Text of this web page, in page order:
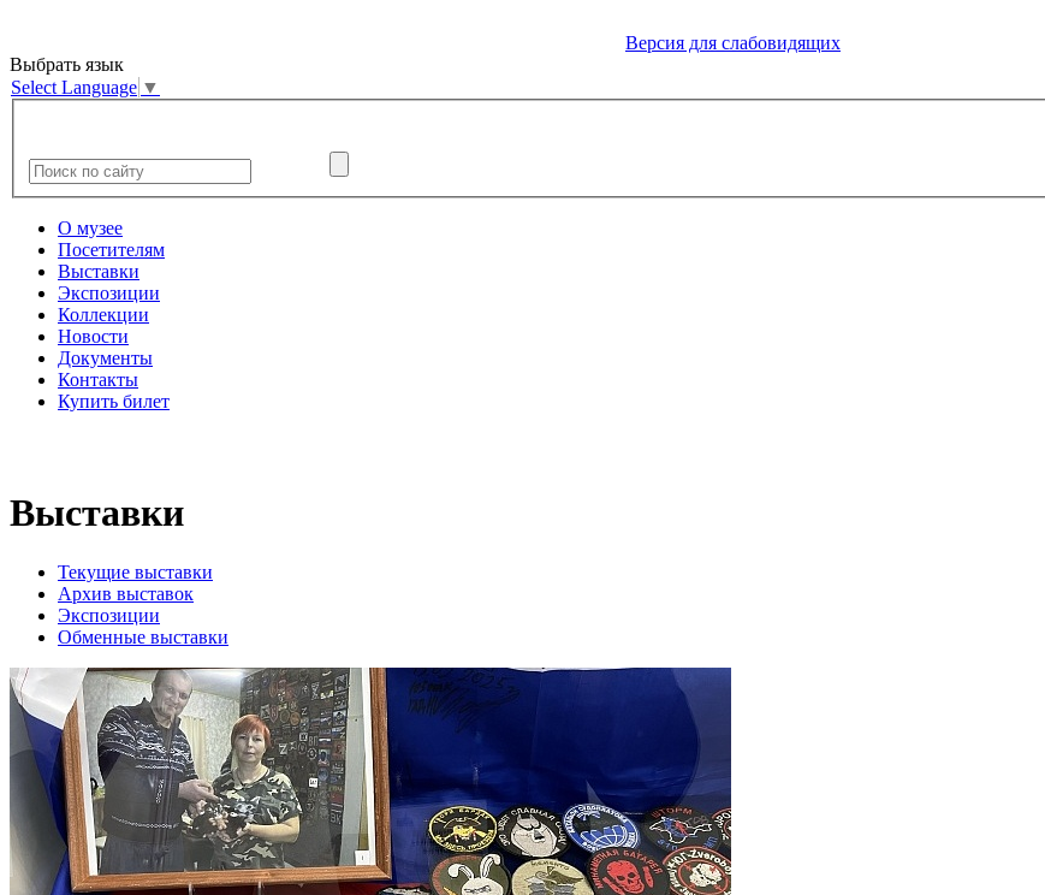
Версия для слабовидящих
Выбрать язык
Select Language ▼
О музее
Посетителям
Выставки
Экспозиции
Коллекции
Новости
Документы
Контакты
Купить билет
Выставки
Текущие выставки
Архив выставок
Экспозиции
Обменные выставки